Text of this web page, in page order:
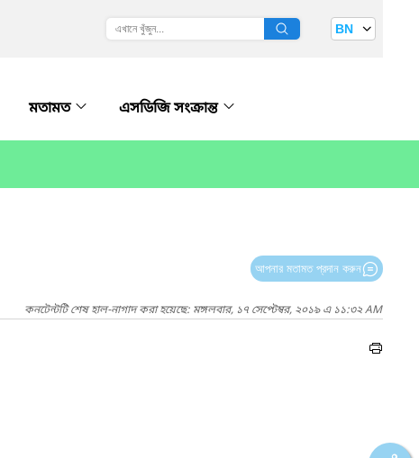
BN
মতামত এসডিজি সংক্রান্ত
আপনার মতামত প্রদান করুন
কনটেন্টটি শেষ হাল-নাগাদ করা হয়েছে: মঙ্গলবার, ১৭ সেপ্টেম্বর, ২০১৯ এ ১১:৩২ AM